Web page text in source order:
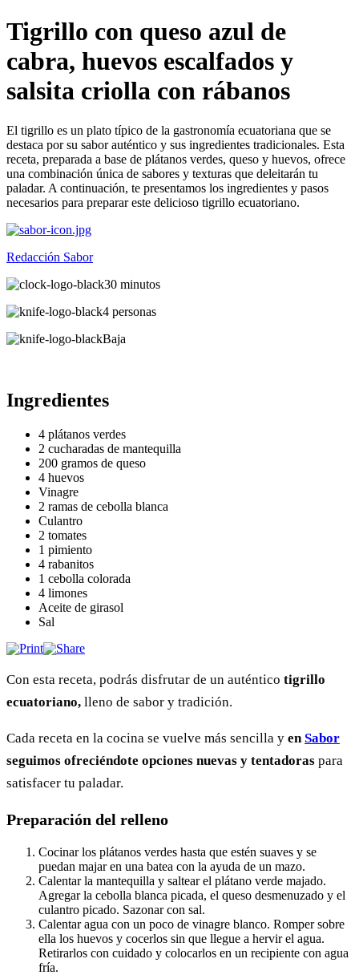
Tigrillo con queso azul de
cabra, huevos escalfados y
salsita criolla con rábanos
El tigrillo es un plato típico de la gastronomía ecuatoriana que se
destaca por su sabor auténtico y sus ingredientes tradicionales. Esta
receta, preparada a base de plátanos verdes, queso y huevos, ofrece
una combinación única de sabores y texturas que deleitarán tu
paladar. A continuación, te presentamos los ingredientes y pasos
necesarios para preparar este delicioso tigrillo ecuatoriano.
Redacción Sabor
30 minutos
4 personas
Baja
Ingredientes
4 plátanos verdes
2 cucharadas de mantequilla
200 gramos de queso
4 huevos
Vinagre
2 ramas de cebolla blanca
Culantro
2 tomates
1 pimiento
4 rabanitos
1 cebolla colorada
4 limones
Aceite de girasol
Sal
Con esta receta, podrás disfrutar de un auténtico tigrillo
ecuatoriano, lleno de sabor y tradición.
Cada receta en la cocina se vuelve más sencilla y en Sabor
seguimos ofreciéndote opciones nuevas y tentadoras para
satisfacer tu paladar.
Preparación del relleno
Cocinar los plátanos verdes hasta que estén suaves y se
puedan majar en una batea con la ayuda de un mazo.
Calentar la mantequilla y saltear el plátano verde majado.
Agregar la cebolla blanca picada, el queso desmenuzado y el
culantro picado. Sazonar con sal.
Calentar agua con un poco de vinagre blanco. Romper sobre
ella los huevos y cocerlos sin que llegue a hervir el agua.
Retirarlos con cuidado y colocarlos en un recipiente con agua
fría.